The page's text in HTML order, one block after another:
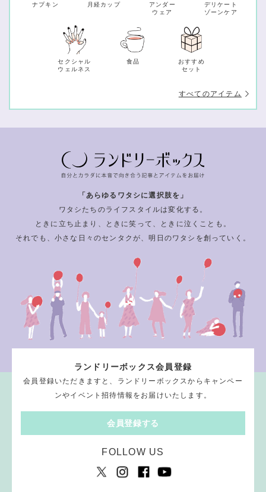
ナプキン 月経カップ
アンダー
ウェア
デリケート
ゾーンケア
セクシャル
ウェルネス
食品
おすすめ
セット
すべてのアイテム
「あらゆるワタシに選択肢を」
ワタシたちのライフスタイルは変化する。
ときに立ち止まり、ときに笑って、ときに泣くことも。
それでも、小さな日々のセンタクが、明日のワタシを創っていく。
ランドリーボックス会員登録
会員登録いただきますと、ランドリーボックスからキャンペー
ンやイベント招待情報をお届けいたします。
会員登録する
FOLLOW US